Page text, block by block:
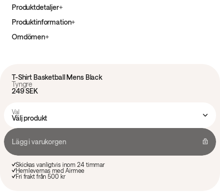
Produktdetaljer
Produktinformation
Omdömen
T-Shirt Basketball Mens Black
Tyngre
249 SEK
Val
Välj produkt
Lägg i varukorgen
Skickas vanligtvis inom 24 timmar
Hemlevernas med Airmee
Fri frakt från 500 kr